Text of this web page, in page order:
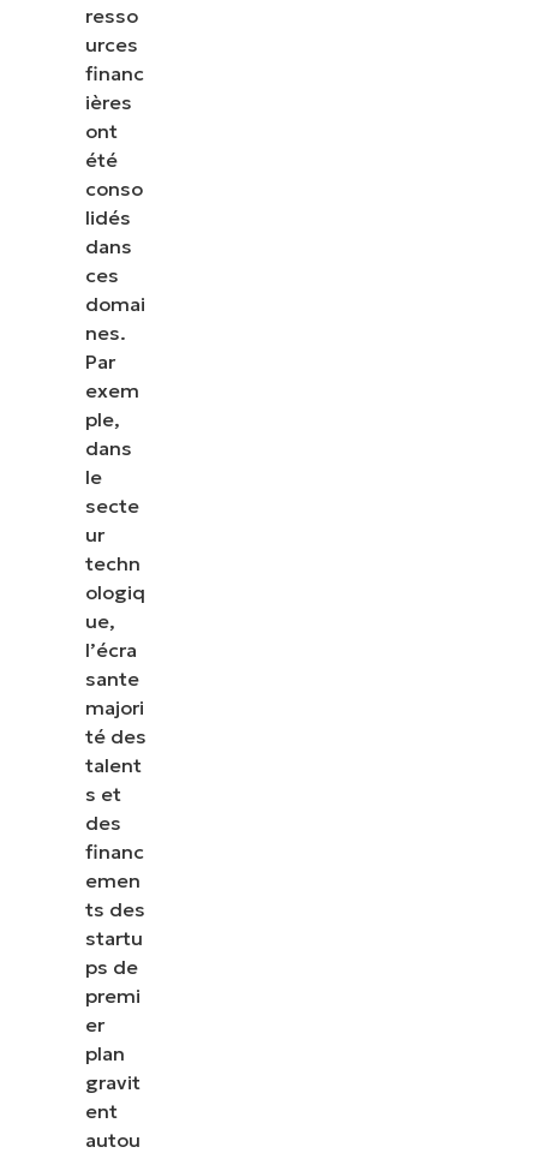
resso
urces
financ
ières
ont
été
conso
lidés
dans
ces
domai
nes.
Par
exem
ple,
dans
le
secte
ur
techn
ologiq
ue,
l’écra
sante
majori
té des
talent
s et
des
financ
emen
ts des
startu
ps de
premi
er
plan
gravit
ent
autou